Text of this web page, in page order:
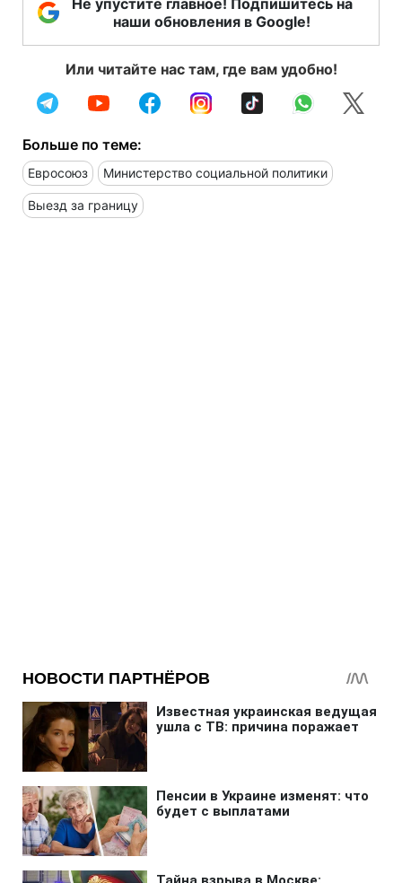
наши обновления в Google!
Или читайте нас там, где вам удобно!
Больше по теме:
Евросоюз Министерство социальной политики
Выезд за границу